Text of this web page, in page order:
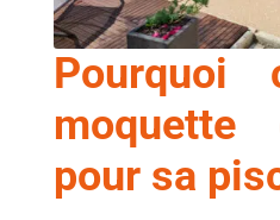
Pourquoi
pour sa